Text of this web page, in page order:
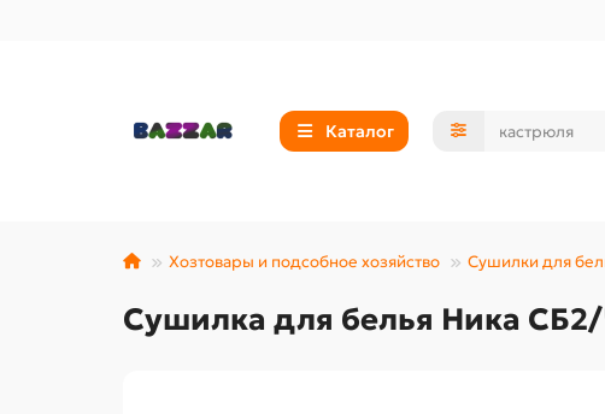
Каталог
Хозтовары и подсобное хозяйство Сушилки для
Сушилка для белья Ника